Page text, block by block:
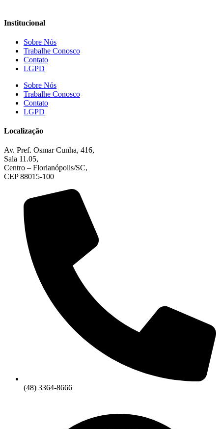
Institucional
Sobre Nós
Trabalhe Conosco
Contato
LGPD
Sobre Nós
Trabalhe Conosco
Contato
LGPD
Localização
Av. Pref. Osmar Cunha, 416,
Sala 11.05,
Centro – Florianópolis/SC,
CEP 88015-100
(48) 3364-8666